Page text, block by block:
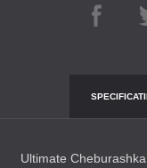
Ultimate